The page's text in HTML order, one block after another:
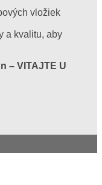
vložiek
a kvalitu, aby
– VITAJTE U